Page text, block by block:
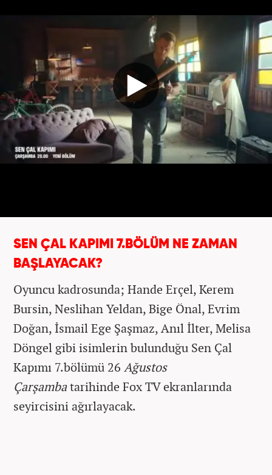
SEN ÇAL KAPIMI 7.BÖLÜM NE ZAMAN
BAŞLAYACAK?
Oyuncu kadrosunda; Hande Erçel, Kerem
Bursin, Neslihan Yeldan, Bige Önal, Evrim
Doğan, İsmail Ege Şaşmaz, Anıl İlter, Melisa
Döngel gibi isimlerin bulunduğu Sen Çal
Kapımı 7.bölümü 26 Ağustos
Çarşambatarihinde Fox TV ekranlarında
seyircisini ağırlayacak.